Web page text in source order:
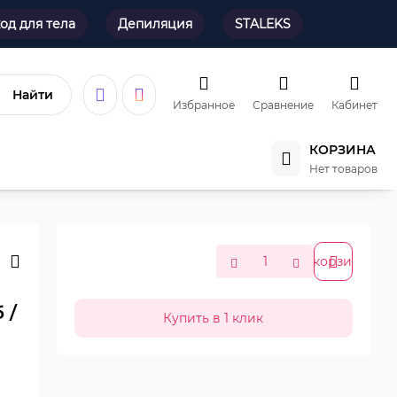
для тела Депиляция STALEKS
Найти
Избранное Сравнение Кабинет
КОРЗИНА
Нет товаров
В корзину
/